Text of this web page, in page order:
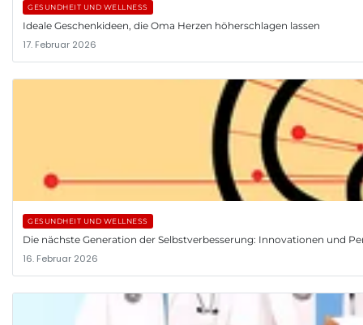
GESUNDHEIT UND WELLNESS
Ideale Geschenkideen, die Oma Herzen höherschlagen lassen
17. Februar 2026
GESUNDHEIT UND WELLNESS
Die nächste Generation der Selbstverbesserung: Innovationen und
16. Februar 2026